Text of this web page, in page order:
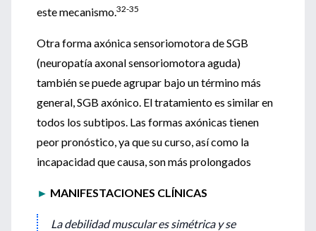
este mecanismo.32-35
Otra forma axónica sensoriomotora de SGB
(neuropatía axonal sensoriomotora aguda)
también se puede agrupar bajo un término más
general, SGB axónico. El tratamiento es similar en
todos los subtipos. Las formas axónicas tienen
peor pronóstico, ya que su curso, así como la
incapacidad que causa, son más prolongados
► MANIFESTACIONES CLÍNICAS
La debilidad muscular es simétrica y se